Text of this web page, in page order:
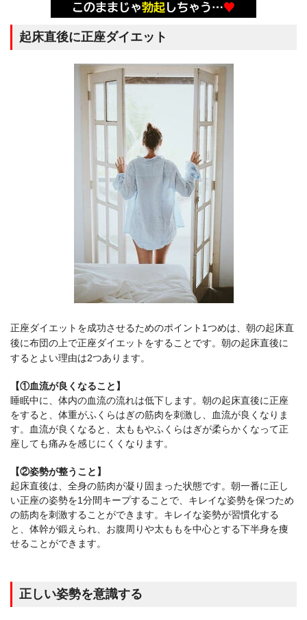
起床直後に正座ダイエット
正座ダイエットを成功させるためのポイント1つめは、朝の起床直
後に布団の上で正座ダイエットをすることです。朝の起床直後に
するとよい理由は2つあります。
【①血流が良くなること】
睡眠中に、体内の血流の流れは低下します。朝の起床直後に正座
をすると、体重がふくらはぎの筋肉を刺激し、血流が良くなりま
す。血流が良くなると、太ももやふくらはぎが柔らかくなって正
座しても痛みを感じにくくなります。
【②姿勢が整うこと】
起床直後は、全身の筋肉が凝り固まった状態です。朝一番に正し
い正座の姿勢を1分間キープすることで、キレイな姿勢を保つため
の筋肉を刺激することができます。キレイな姿勢が習慣化する
と、体幹が鍛えられ、お腹周りや太ももを中心とする下半身を痩
せることができます。
正しい姿勢を意識する